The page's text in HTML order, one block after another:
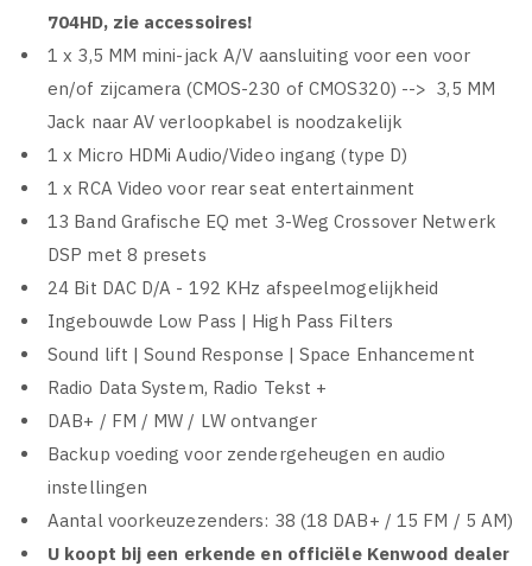
704HD, zie accessoires!
1 x 3,5 MM mini-jack A/V aansluiting voor een voor
en/of zijcamera (CMOS-230 of CMOS320) --> 3,5 MM
Jack naar AV verloopkabel is noodzakelijk
1 x Micro HDMi Audio/Video ingang (type D)
1 x RCA Video voor rear seat entertainment
13 Band Grafische EQ met 3-Weg Crossover Netwerk
DSP met 8 presets
24 Bit DAC D/A - 192 KHz afspeelmogelijkheid
Ingebouwde Low Pass | High Pass Filters
Sound lift | Sound Response | Space Enhancement
Radio Data System, Radio Tekst +
DAB+ / FM / MW / LW ontvanger
Backup voeding voor zendergeheugen en audio
instellingen
Aantal voorkeuzezenders: 38 (18 DAB+ / 15 FM / 5 AM)
U koopt bij een erkende en officiële Kenwood dealer